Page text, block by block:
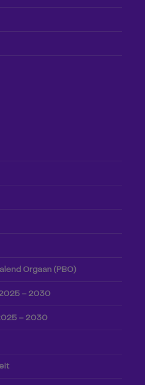
Orgaan (PBO)
– 2030
– 2030